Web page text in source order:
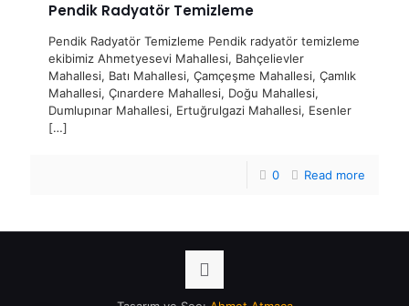
Pendik Radyatör Temizleme
Pendik Radyatör Temizleme Pendik radyatör temizleme
ekibimiz Ahmetyesevi Mahallesi, Bahçelievler
Mahallesi, Batı Mahallesi, Çamçeşme Mahallesi, Çamlık
Mahallesi, Çınardere Mahallesi, Doğu Mahallesi,
Dumlupınar Mahallesi, Ertuğrulgazi Mahallesi, Esenler
[…]
0 Read more